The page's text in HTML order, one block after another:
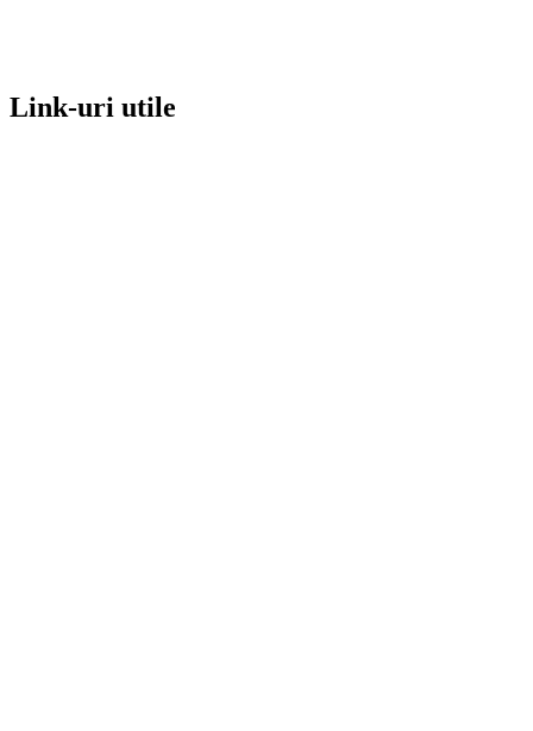
Link-uri utile